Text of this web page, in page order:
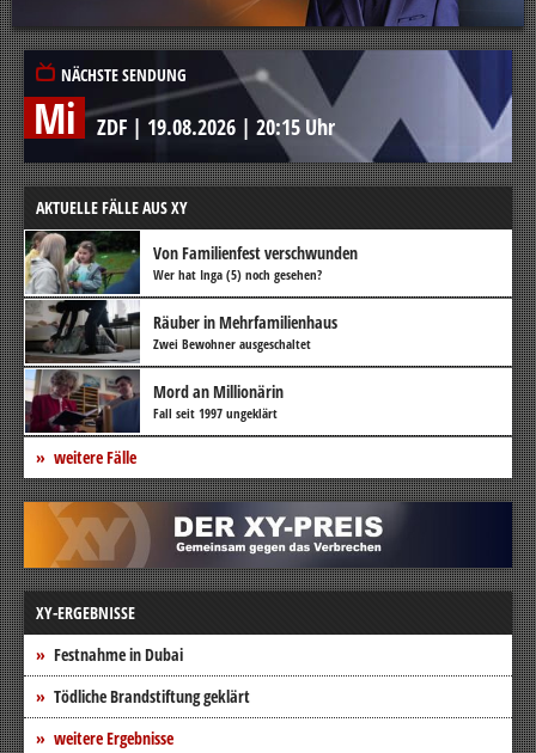
NÄCHSTE SENDUNG
Mi ZDF | 19.08.2026 | 20:15 Uhr
AKTUELLE FÄLLE AUS XY
Von Familienfest verschwunden
Wer hat Inga (5) noch gesehen?
Räuber in Mehrfamilienhaus
Zwei Bewohner ausgeschaltet
Mord an Millionärin
Fall seit 1997 ungeklärt
weitere Fälle
XY-ERGEBNISSE
Festnahme in Dubai
Tödliche Brandstiftung geklärt
weitere Ergebnisse